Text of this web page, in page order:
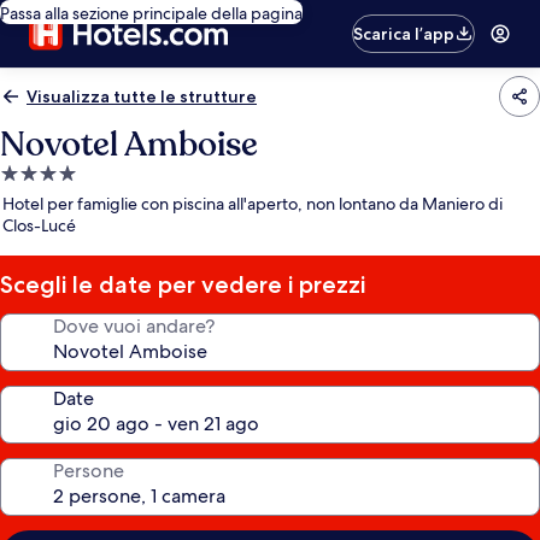
Passa alla sezione principale della pagina
Scarica l’app
Visualizza tutte le strutture
Novotel Amboise
Struttura
a
4.0
stelle
Hotel per famiglie con piscina all'aperto, non lontano da Maniero di
Clos-Lucé
Scegli le date per vedere i prezzi
Dove vuoi andare?
Date
Persone